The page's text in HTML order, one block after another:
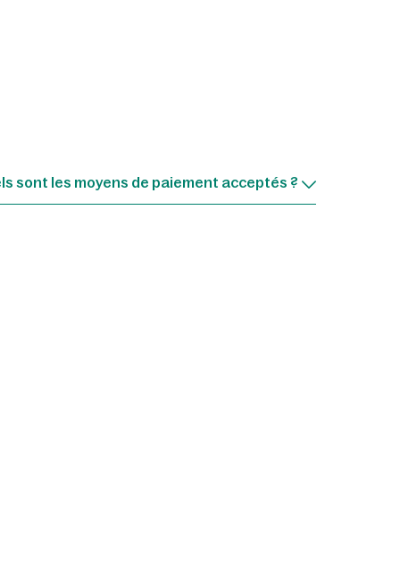
sont les moyens de paiement acceptés ?